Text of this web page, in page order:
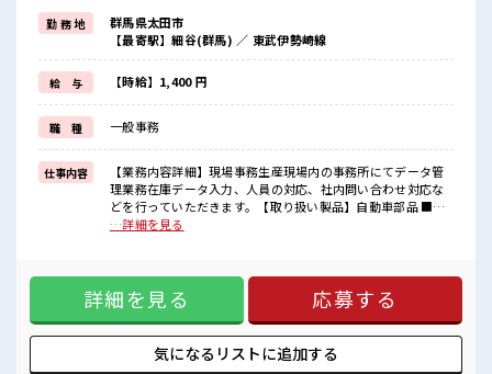
明るすぎたり奇抜でなければ基本的に自由！
(規定有)≪動きやすい制服アリ≫
制服があるので、
毎日の服装の悩み解消♪
≪初めての仕事だけど自分にもできそう≫
新しいことにチャレンジするのは不安だけど、
しっかり働く環境が整っています！
イチからスキルUP・ステップUP目指していきましょう！
■職場の雰囲気
キバツ過ぎなければ髪色・髪型は自由！
あなたの個性を大事にできます♪
≪20代の方が多数活躍中の職場≫
勤 務 地
群馬県太田市
【最寄駅】細谷(群馬) ／ 東武伊勢崎線
給 与 【時給】1,400 円
職 種 一般事務
仕事内容
【業務内容詳細】現場事務生産現場内の事務所にてデータ管
理業務在庫データ入力、人員の対応、社内問い合わせ対応な
どを行っていただきます。【取り扱い製品】自動車部品 ■お
仕事PR ≪プライベートが充実する≫ 場合によってはお願いす
的に自由！ (規定有)≪動きやすい制服アリ≫ 制服があるの
で、 毎日の服装の悩み解消♪ ≪初めての仕事だけど自分にも
できそう≫ 新しいことにチャレンジするのは不安だけど、 し
っかり働く環境が整っています！ イチからスキルUP・ステッ
プUP目指していきましょう！ ■職場の雰囲気 キバツ過ぎなけ
れば髪色・髪型は自由！ あなたの個性を大事にできます♪
…詳細を見る
詳細を見る 応募する
気になるリストに追加する